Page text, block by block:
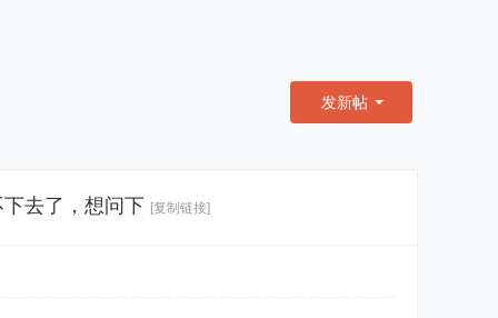
发新帖
去了，想问下 [复制链接]